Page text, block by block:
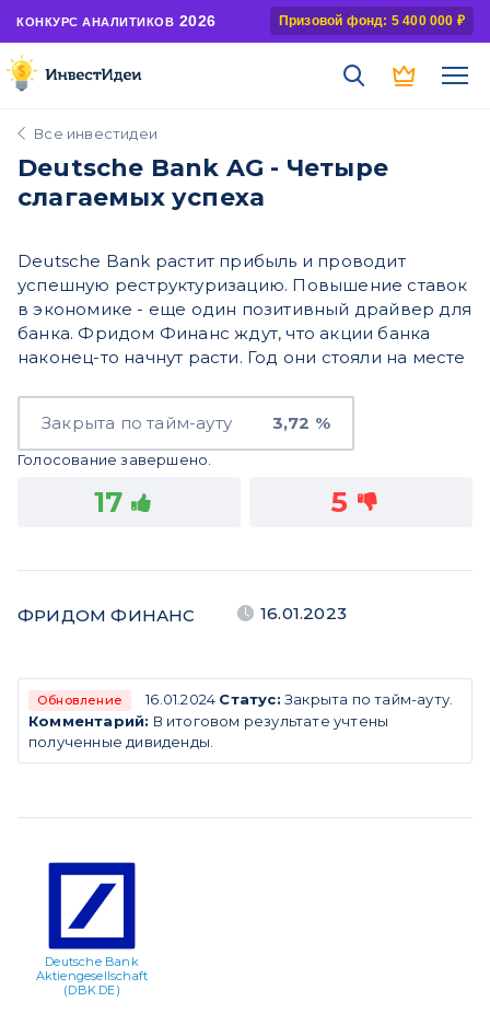
КОНКУРС АНАЛИТИКОВ 2026 Призовой фонд: 5 400 000 ₽
Все инвестидеи
Deutsche Bank AG - Четыре
слагаемых успеха
Deutsche Bank растит прибыль и проводит
успешную реструктуризацию. Повышение ставок
в экономике - еще один позитивный драйвер для
банка. Фридом Финанс ждут, что акции банка
наконец-то начнут расти. Год они стояли на месте
Закрыта по тайм-ауту 3,72 %
Голосование завершено.
17 5
ФРИДОМ ФИНАНС 16.01.2023
Обновление 16.01.2024 Статус: Закрыта по тайм-ауту.
Комментарий: В итоговом результате учтены
полученные дивиденды.
Deutsche Bank
Aktiengesellschaft
(DBK.DE)